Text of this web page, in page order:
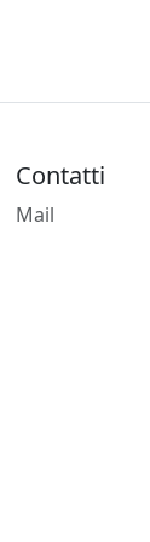
Contatti
Mail